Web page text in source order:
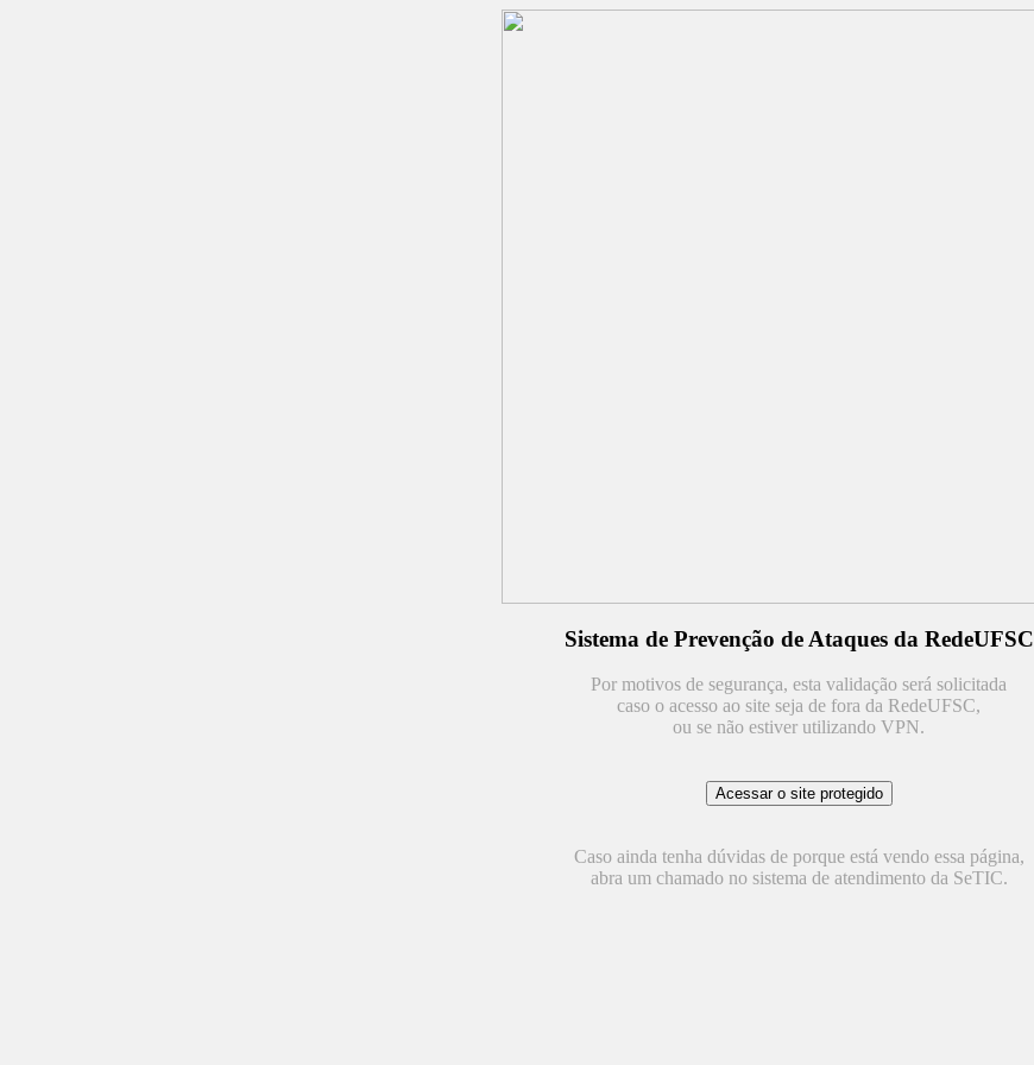
Sistema de Prevenção de Ataques da RedeUFSC
Por motivos de segurança, esta validação será solicitada
caso o acesso ao site seja de fora da RedeUFSC,
ou se não estiver utilizando VPN.
Caso ainda tenha dúvidas de porque está vendo essa página,
abra um chamado no sistema de atendimento da SeTIC.